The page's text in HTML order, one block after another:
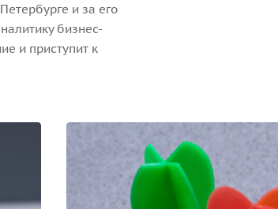
и за его
бизнес-
и приступит к